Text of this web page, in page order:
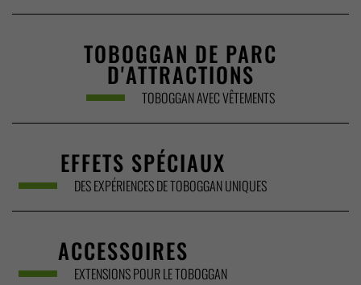
TOBOGGAN DE PARC
D'ATTRACTIONS
TOBOGGAN AVEC VÊTEMENTS
EFFETS SPÉCIAUX
DES EXPÉRIENCES DE TOBOGGAN UNIQUES
ACCESSOIRES
EXTENSIONS POUR LE TOBOGGAN